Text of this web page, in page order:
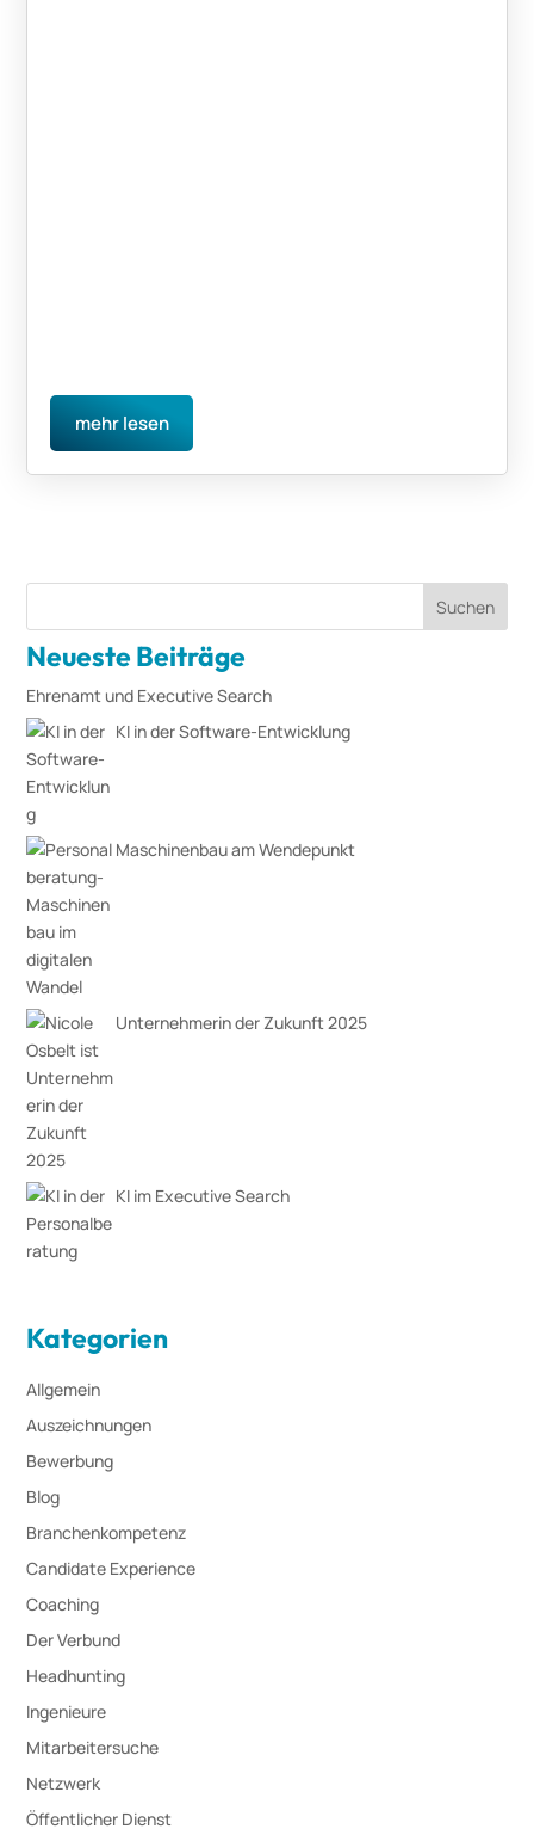
mehr lesen
Suchen
Neueste Beiträge
Ehrenamt und Executive Search
KI in der Software-Entwicklung
Maschinenbau am Wendepunkt
Unternehmerin der Zukunft 2025
KI im Executive Search
Kategorien
Allgemein
Auszeichnungen
Bewerbung
Blog
Branchenkompetenz
Candidate Experience
Coaching
Der Verbund
Headhunting
Ingenieure
Mitarbeitersuche
Netzwerk
Öffentlicher Dienst